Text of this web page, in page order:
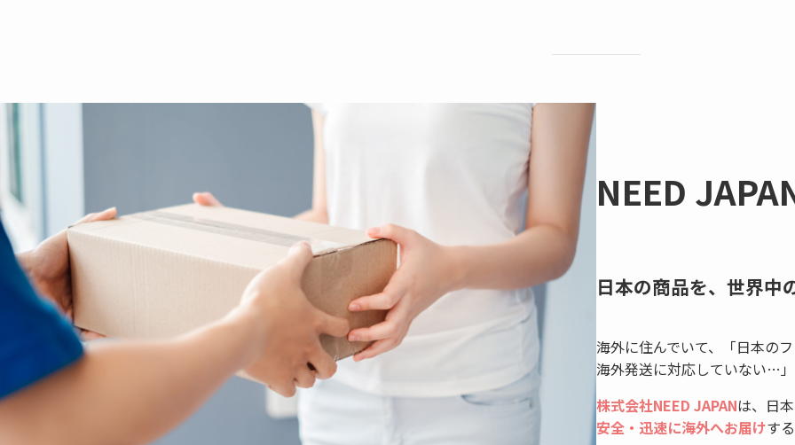
NEED
日本の商品を、世界中
海外に住んでいて、「日本の
海外発送に対応していない…
株式会社NEED JAPANは、日
安全・迅速に海外へお届けす